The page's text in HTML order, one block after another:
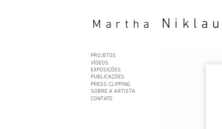
Martha
PROJETOS
VÍDEOS
EXPOSIÇÕES
PUBLICAÇÕES
PRESS CLIPPING
SOBRE A ARTISTA
CONTATO